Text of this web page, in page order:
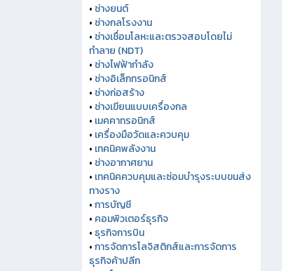
• ช่างยนต์
• ช่างกลโรงงาน
• ช่างเชื่อมโลหะและตรวจสอบโดยไม่
ทำลาย (NDT)
• ช่างไฟฟ้ากำลัง
• ช่างอิเล็กทรอนิกส์
• ช่างก่อสร้าง
• ช่างเขียนแบบเครื่องกล
• เมคคาทรอนิกส์
• เครื่องมือวัดและควบคุม
• เทคนิคพลังงาน
• ช่างอากาศยาน
• เทคนิคควบคุมและซ่อมบำรุงระบบขนส่ง
ทางราง
•การบัญชี
• คอมพิวเตอร์ธุรกิจ
• ธุรกิจการบิน
•การจัดการโลจิสติกส์และการจัดการ
ธุรกิจค้าปลีก